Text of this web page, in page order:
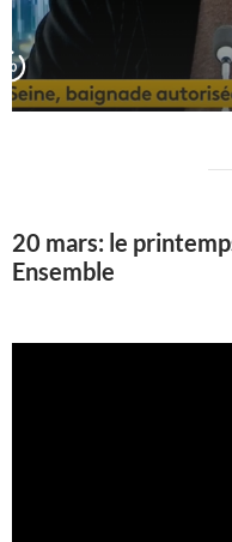
20 mars: le
Ensemble